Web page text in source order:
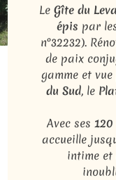
Le Gîte du
épis par
n°32232).
de paix
gamme et
du Sud, le
Avec ses 120
accueille
intime et